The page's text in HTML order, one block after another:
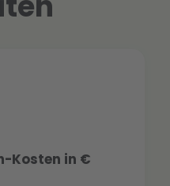
Kosten in €